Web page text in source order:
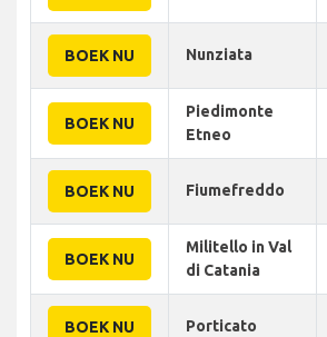
BOEK NU Nunziata
BOEK NU
Piedimonte
Etneo
BOEK NU Fiumefreddo
BOEK NU
Militello in Val
di Catania
BOEK NU Porticato